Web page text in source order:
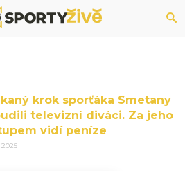
krok sporťáka Smetany
televizní diváci. Za jeho
vidí peníze
2025